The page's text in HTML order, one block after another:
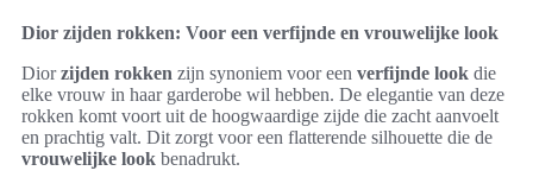
Dior zijden rokken: Voor een verfijnde en vrouwelijke look
Diorzijden rokken zijn synoniem voor een verfijnde look die
elke vrouw in haar garderobe wil hebben. De elegantie van deze
rokken komt voort uit de hoogwaardige zijde die zacht aanvoelt
en prachtig valt. Dit zorgt voor een flatterende silhouette die de
vrouwelijke look benadrukt.